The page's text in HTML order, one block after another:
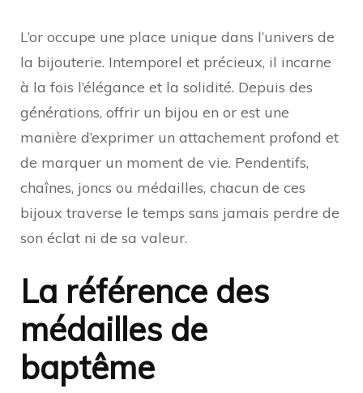
L’or occupe une place unique dans l’univers de
la bijouterie. Intemporel et précieux, il incarne
à la fois l’élégance et la solidité. Depuis des
générations, offrir un bijou en or est une
manière d’exprimer un attachement profond et
de marquer un moment de vie. Pendentifs,
chaînes, joncs ou médailles, chacun de ces
bijoux traverse le temps sans jamais perdre de
son éclat ni de sa valeur.
La référence des
médailles de
baptême